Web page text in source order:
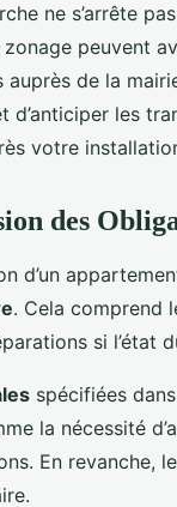
ne s’arrête
peuvent
auprès de la
d’anticiper les
votre
des
d’un
. Cela comprend
si l’état
spécifiées
la nécessité
En revanche,